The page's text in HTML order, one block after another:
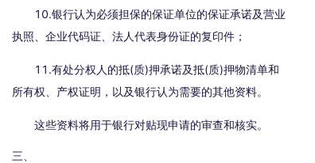
10.银行认为必须担保的保证单位的保证承诺及营业
执照、企业代码证、法人代表身份证的复印件；
11.有处分权人的抵(质)押承诺及抵(质)押物清单和
所有权、产权证明，以及银行认为需要的其他资料。
这些资料将用于银行对贴现申请的审查和核实。
三、